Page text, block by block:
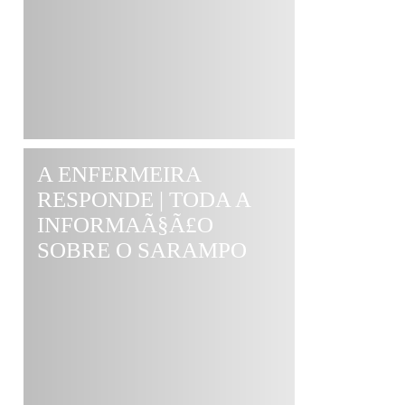
A ENFERMEIRA
RESPONDE | TODA A
INFORMAÃ§Ã£O
SOBRE O SARAMPO